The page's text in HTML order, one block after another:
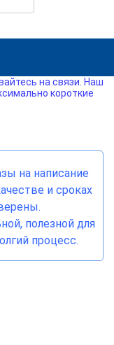
на связи. Наш
короткие
на написание
и сроках
полезной для
процесс.